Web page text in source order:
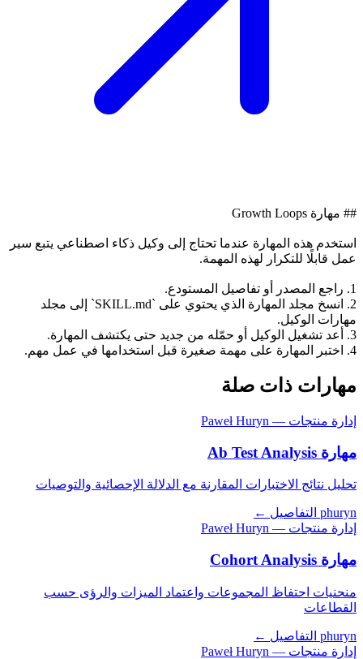
## مهارة Growth Loops
استخدم هذه المهارة عندما تحتاج إلى وكيل ذكاء اصطناعي يتبع سير
عمل قابلًا للتكرار لهذه المهمة.
1. راجع المصدر أو تفاصيل المستودع.
2. انسخ مجلد المهارة الذي يحتوي على `SKILL.md` إلى مجلد
مهارات الوكيل.
3. أعد تشغيل الوكيل أو حمّله من جديد حتى يكتشف المهارة.
4. اختبر المهارة على مهمة صغيرة قبل استخدامها في عمل مهم.
مهارات ذات صلة
إدارة منتجات — Paweł Huryn
مهارة Ab Test Analysis
تحليل نتائج الاختبارات المقارنة مع الدلالة الإحصائية والتوصيات
phuryn التفاصيل ←
إدارة منتجات — Paweł Huryn
مهارة Cohort Analysis
منحنيات احتفاظ المجموعات واعتماد الميزات والرؤى حسب
القطاعات
phuryn التفاصيل ←
إدارة منتجات — Paweł Huryn